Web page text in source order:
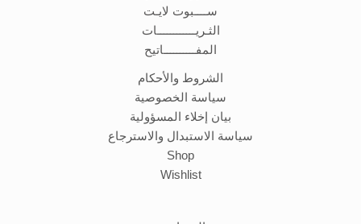
ســــبوت لايـت
الثـريــــــــــــات
المفــــــــــاتيح
الشروط والأحكام
سياسة الخصوصية
بيان إخلاء المسؤولية
سياسة الاستبدال والاسترجاع
Shop
Wishlist